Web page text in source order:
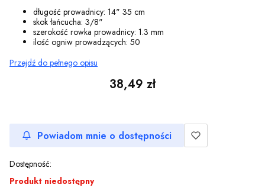
długość prowadnicy: 14" 35 cm
skok łańcucha: 3/8"
szerokość rowka prowadnicy: 1.3 mm
ilość ogniw prowadzących: 50
Przejdź do pełnego opisu
Cena
38,49 zł
Powiadom mnie o dostępności
Dostępność:
Produkt niedostępny